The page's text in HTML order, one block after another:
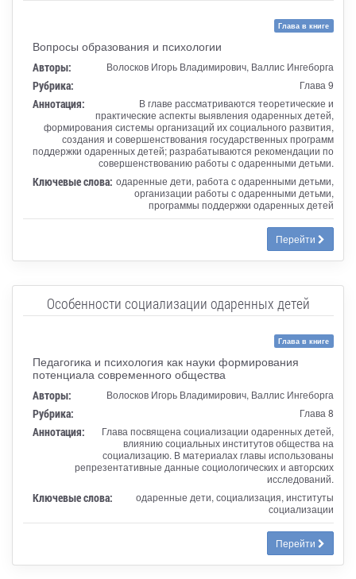
Глава в книге
Вопросы образования и психологии
Авторы: Волосков Игорь Владимирович, Валлис Ингеборга
Рубрика: Глава 9
Аннотация:
В главе рассматриваются теоретические и
практические аспекты выявления одаренных детей,
формирования системы организаций их социального развития,
создания и совершенствования государственных программ
поддержки одаренных детей; разрабатываются рекомендации по
совершенствованию работы с одаренными детьми.
Ключевые слова: одаренные дети, работа с одаренными детьми,
организации работы с одаренными детьми,
программы поддержки одаренных детей
Перейти
Особенности социализации одаренных детей
Глава в книге
Педагогика и психология как науки формирования
потенциала современного общества
Авторы: Волосков Игорь Владимирович, Валлис Ингеборга
Рубрика: Глава 8
Аннотация:
Глава посвящена социализации одаренных детей,
влиянию социальных институтов общества на
социализацию. В материалах главы использованы
репрезентативные данные социологических и авторских
исследований.
Ключевые слова:
одаренные дети, социализация, институты
социализации
Перейти